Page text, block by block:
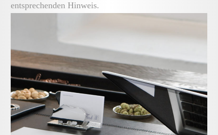
entsprechenden Hinweis.